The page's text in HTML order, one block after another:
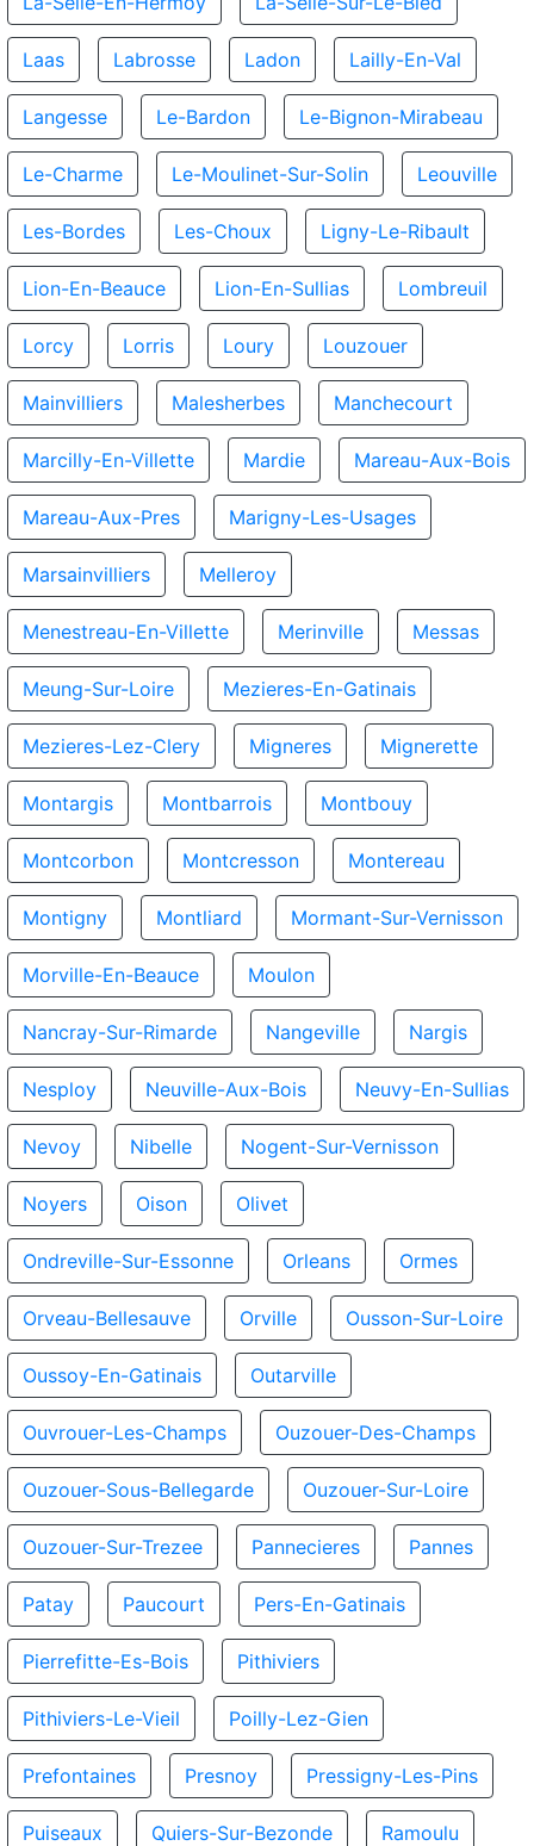
Laas Labrosse Ladon Lailly-En-Val
Langesse Le-Bardon Le-Bignon-Mirabeau
Le-Charme Le-Moulinet-Sur-Solin Leouville
Les-Bordes Les-Choux Ligny-Le-Ribault
Lion-En-Beauce Lion-En-Sullias Lombreuil
Lorcy Lorris Loury Louzouer
Mainvilliers Malesherbes Manchecourt
Marcilly-En-Villette Mardie Mareau-Aux-Bois
Mareau-Aux-Pres Marigny-Les-Usages
Marsainvilliers Melleroy
Menestreau-En-Villette Merinville Messas
Meung-Sur-Loire Mezieres-En-Gatinais
Mezieres-Lez-Clery Migneres Mignerette
Montargis Montbarrois Montbouy
Montcorbon Montcresson Montereau
Montigny Montliard Mormant-Sur-Vernisson
Morville-En-Beauce Moulon
Nancray-Sur-Rimarde Nangeville Nargis
Nesploy Neuville-Aux-Bois Neuvy-En-Sullias
Nevoy Nibelle Nogent-Sur-Vernisson
Noyers Oison Olivet
Ondreville-Sur-Essonne Orleans Ormes
Orveau-Bellesauve Orville Ousson-Sur-Loire
Oussoy-En-Gatinais Outarville
Ouvrouer-Les-Champs Ouzouer-Des-Champs
Ouzouer-Sous-Bellegarde Ouzouer-Sur-Loire
Ouzouer-Sur-Trezee Pannecieres Pannes
Patay Paucourt Pers-En-Gatinais
Pierrefitte-Es-Bois Pithiviers
Pithiviers-Le-Vieil Poilly-Lez-Gien
Prefontaines Presnoy Pressigny-Les-Pins
Puiseaux Quiers-Sur-Bezonde Ramoulu